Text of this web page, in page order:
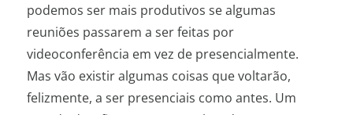
podemos ser mais produtivos se algumas
reuniões passarem a ser feitas por
videoconferência em vez de presencialmente.
Mas vão existir algumas coisas que voltarão,
felizmente, a ser presenciais como antes. Um